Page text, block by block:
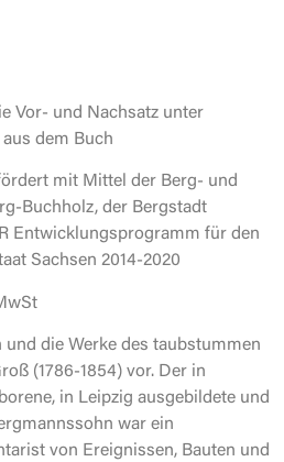
Vor- und Nachsatz unter
dem Buch
mit Mittel der Berg- und
Buchholz, der Bergstadt
Entwicklungsprogramm für den
Sachsen 2014-2020
und die Werke des taubstummen
(1786-1854) vor. Der in
in Leipzig ausgebildete und
war ein
von Ereignissen, Bauten und